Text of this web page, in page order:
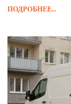
ПОДРОБНЕЕ...